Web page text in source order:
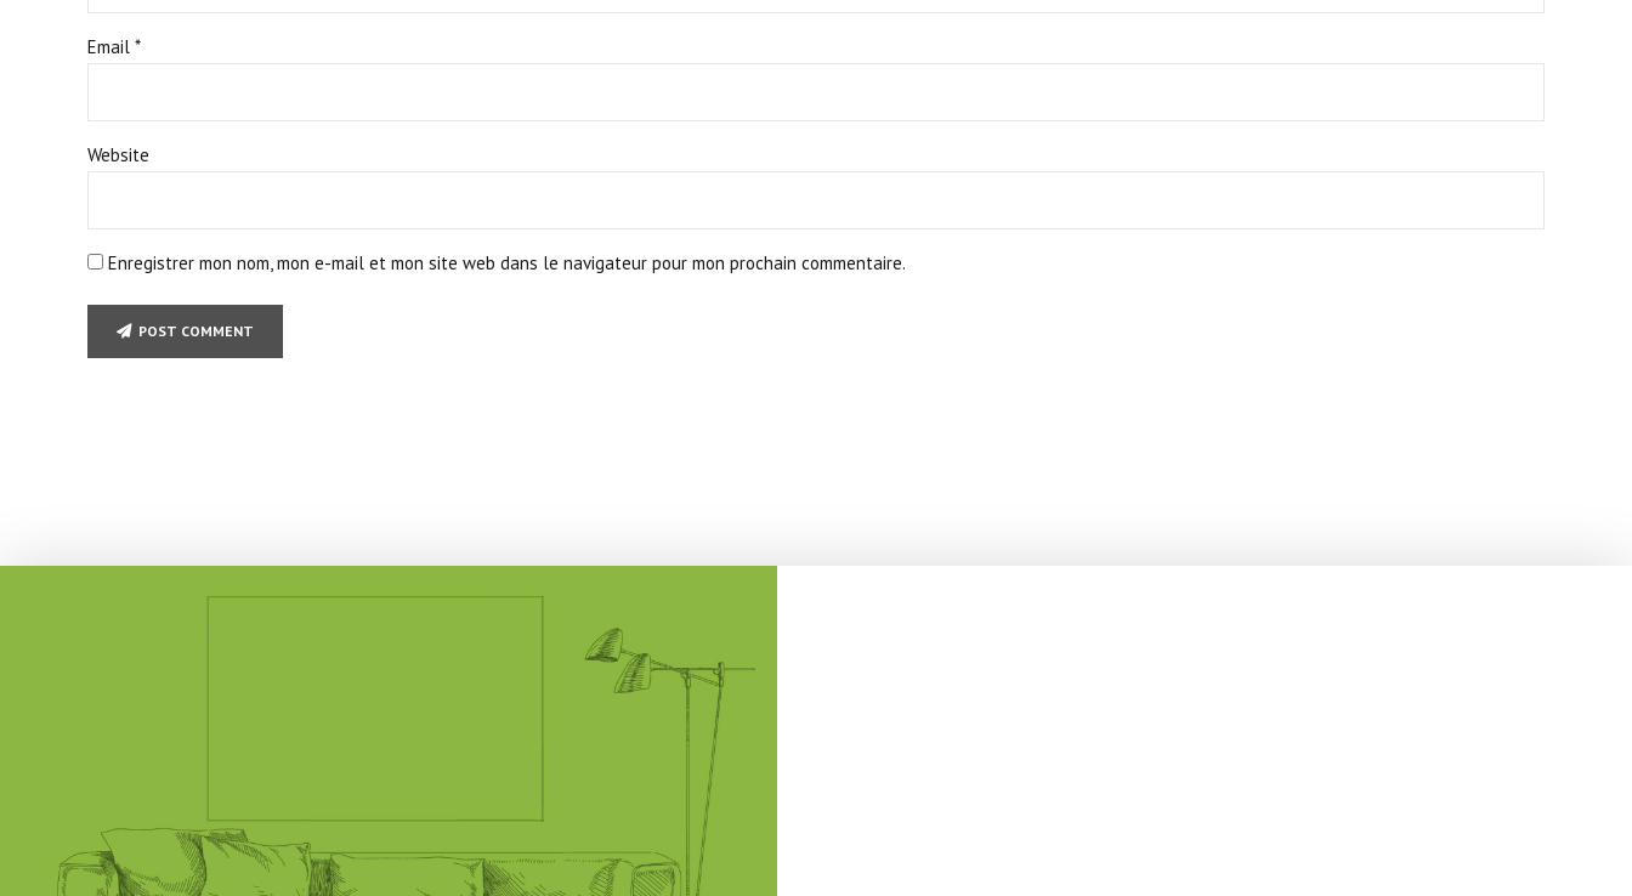
Email *
Website
Enregistrer mon nom, mon e-mail et mon site web dans le navigateur pour mon prochain commentaire.
POST COMMENT